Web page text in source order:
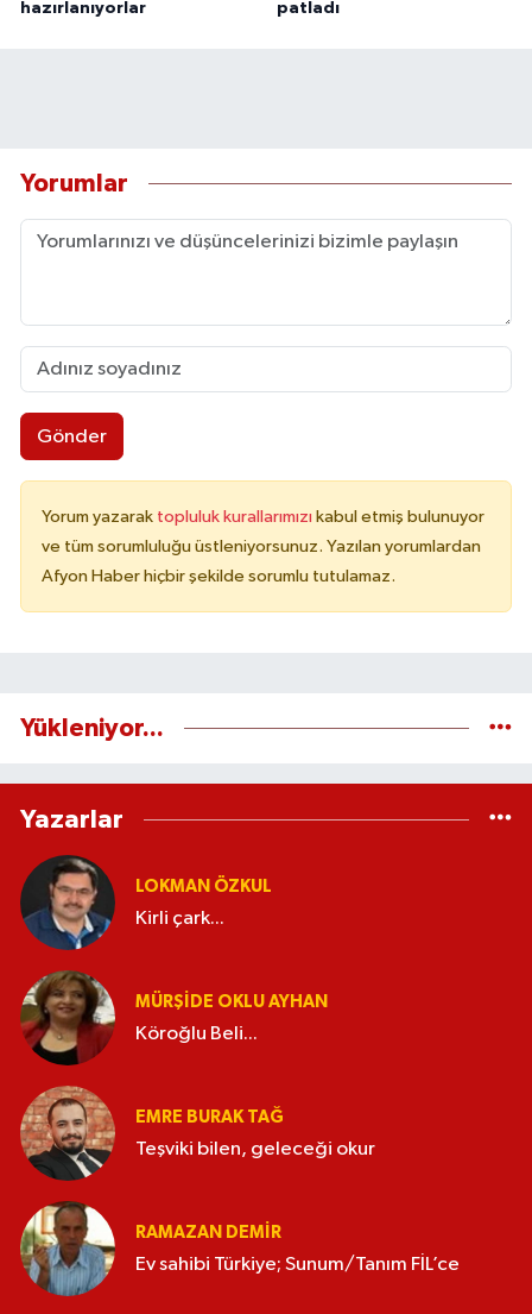
hazırlanıyorlar patladı
Yorumlar
Gönder
Yorum yazarak topluluk kurallarımızı kabul etmiş bulunuyor
ve tüm sorumluluğu üstleniyorsunuz. Yazılan yorumlardan
Afyon Haber hiçbir şekilde sorumlu tutulamaz.
Yükleniyor...
Yazarlar
LOKMAN ÖZKUL
Kirli çark...
MÜRŞIDE OKLU AYHAN
Köroğlu Beli...
EMRE BURAK TAĞ
Teşviki bilen, geleceği okur
RAMAZAN DEMİR
Ev sahibi Türkiye; Sunum/Tanım FİL’ce